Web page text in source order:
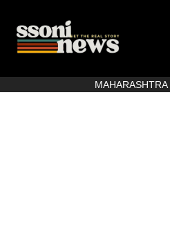
MAHARASHTRA